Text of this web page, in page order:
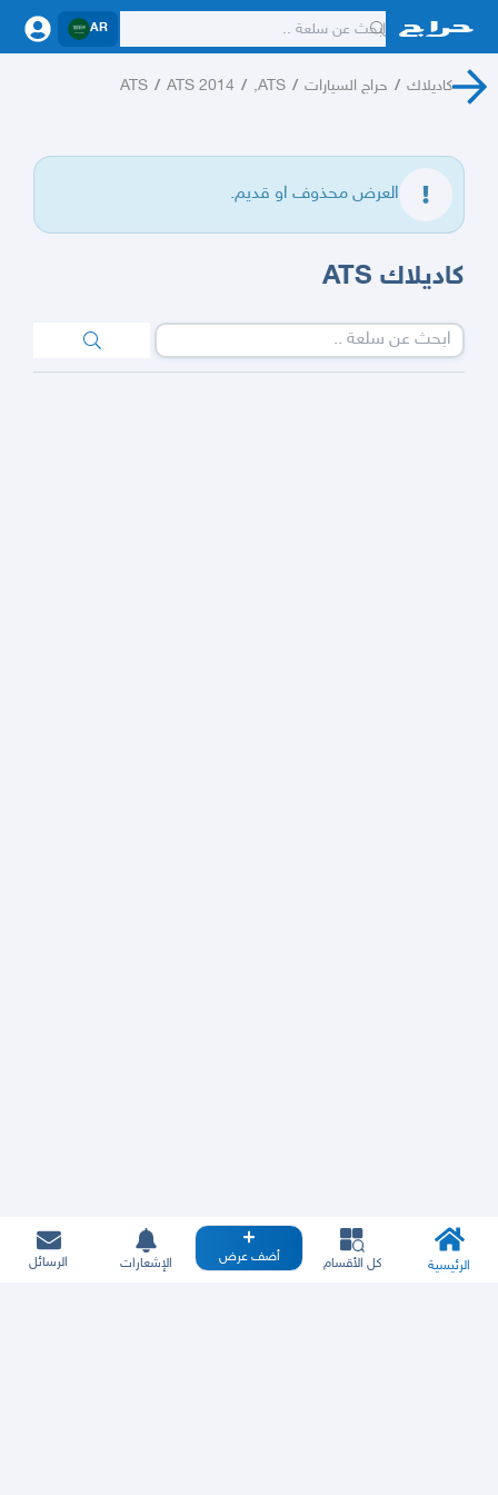
AR
كاديلاك / حراج السيارات /
ATS,
/
ATS 2014
/
ATS
العرض محذوف او قديم.
كاديلاك ATS
الرئيسية كل الأقسام أضف عرض الإشعارات الرسائل